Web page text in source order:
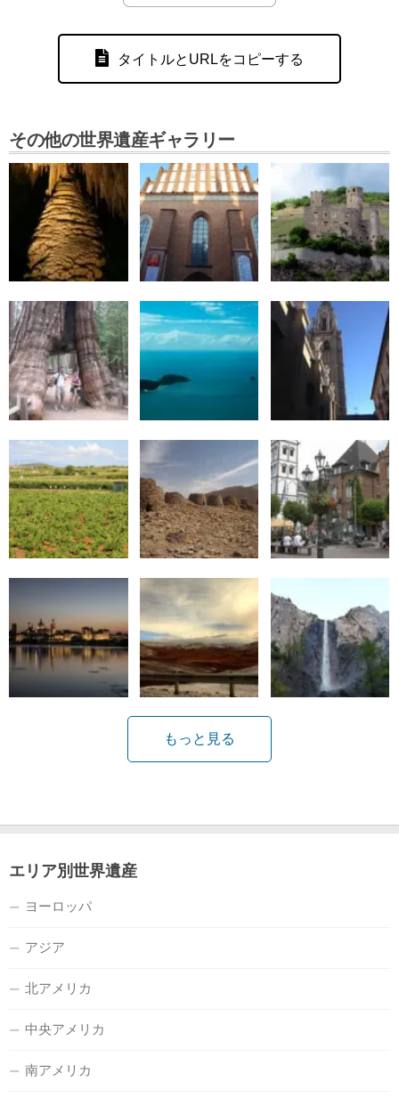
タイトルとURLをコピーする
その他の世界遺産ギャラリー
もっと見る
エリア別世界遺産
ヨーロッパ
アジア
北アメリカ
中央アメリカ
南アメリカ